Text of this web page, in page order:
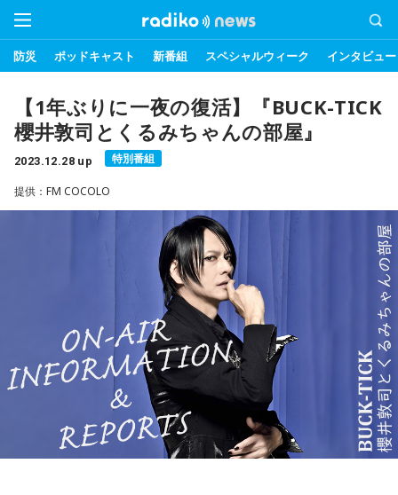
防災 ポッドキャスト 新番組 スペシャルウィーク インタビュー
【1年ぶりに一夜の復活】『BUCK-TICK
櫻井敦司とくるみちゃんの部屋』
2023.12.28 up 特別番組
提供：FM COCOLO